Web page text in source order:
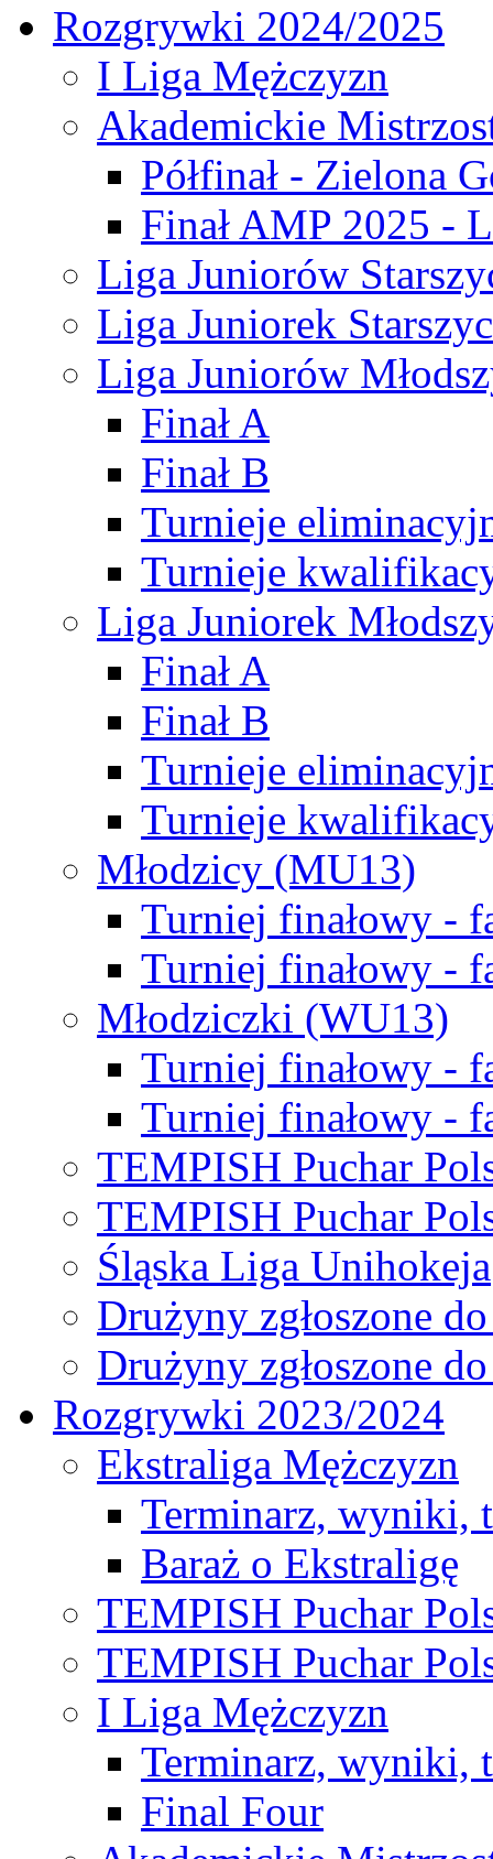
Rozgrywki 2024/2025
I Liga Mężczyzn
Akademickie
Półfinał - Zielona
Finał AMP 2025 -
Liga Juniorów
Liga Juniorek
Liga Juniorów
Finał A
Finał B
Turnieje
Turnieje
Liga Juniorek
Finał A
Finał B
Turnieje
Turnieje
Młodzicy (MU13)
Turniej finałowy -
Turniej finałowy -
Młodziczki (WU13)
Turniej finałowy -
Turniej finałowy -
TEMPISH Puchar
TEMPISH Puchar
Śląska Liga Unihokeja
Drużyny zgłoszone
Drużyny zgłoszone
Rozgrywki 2023/2024
Ekstraliga Mężczyzn
Terminarz, wyniki,
Baraż o Ekstraligę
TEMPISH Puchar
TEMPISH Puchar
I Liga Mężczyzn
Terminarz, wyniki,
Final Four